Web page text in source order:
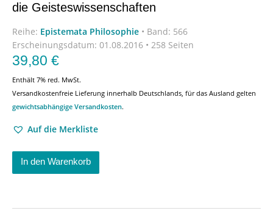
die Geisteswissenschaften
Reihe: Epistemata Philosophie • Band: 566
Erscheinungsdatum: 01.08.2016 • 258 Seiten
39,80 €
Enthält 7% red. MwSt.
Versandkostenfreie Lieferung innerhalb Deutschlands, für das Ausland gelten
gewichtsabhängige Versandkosten.
Auf die Merkliste
In den Warenkorb